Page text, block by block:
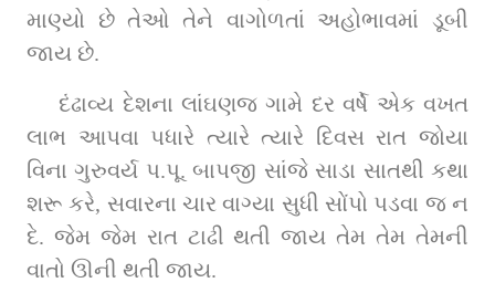
માણ્યો છે તેઓ તેને વાગોળતાં અહોભાવમાં ડૂબી
જાય છે.
દંઢાવ્ય દેશના લાંઘણજ ગામે દર વર્ષે એક વખત
લાભ આપવા પધારે ત્યારે ત્યારે દિવસ રાત જોયા
વિના ગુરુવર્ય પ.પૂ. બાપજી સાંજે સાડા સાતથી કથા
શરૂ કરે, સવારના ચાર વાગ્યા સુધી સોંપો પડવા જ ન
દે. જેમ જેમ રાત ટાઢી થતી જાય તેમ તેમ તેમની
વાતો ઊની થતી જાય.